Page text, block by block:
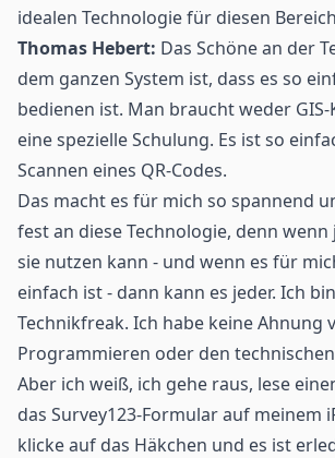
idealen Technologie für diesen
Thomas Hebert: Das Schöne an der
dem ganzen System ist, dass es so
bedienen ist. Man braucht weder
eine spezielle Schulung. Es ist so
Scannen eines QR-Codes.
Das macht es für mich so spannend
fest an diese Technologie, denn wenn
sie nutzen kann - und wenn es für
einfach ist - dann kann es jeder. Ich
Technikfreak. Ich habe keine Ahnung
Programmieren oder den
Aber ich weiß, ich gehe raus, lese
das Survey123-Formular auf meinem
klicke auf das Häkchen und es ist